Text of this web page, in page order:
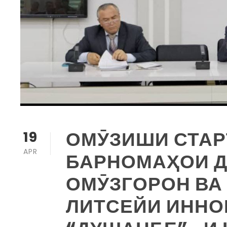
19
APR
ОМӮЗИШИ
БАРНОМАҲОИ
ОМӮЗГОРОН
ЛИТСЕЙИ